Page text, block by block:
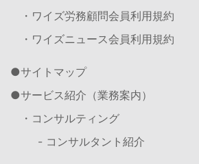
・ワイズ労務顧問会員利用規約
・ワイズニュース会員利用規約
サイトマップ
サービス紹介（業務案内）
・コンサルティング
- コンサルタント紹介